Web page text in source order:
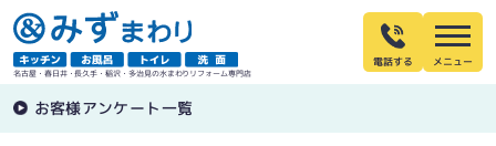
名古屋・春日井・長久手・稲沢・多治見の水まわりリフォーム専門店
電話する
お客様アンケート一覧